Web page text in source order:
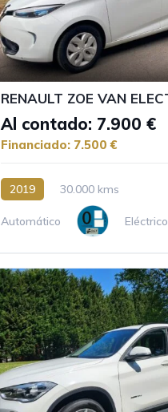
Al contado: 7.900 €
Financiado: 7.500 €
2019 30.000 kms
Automático Eléctrico